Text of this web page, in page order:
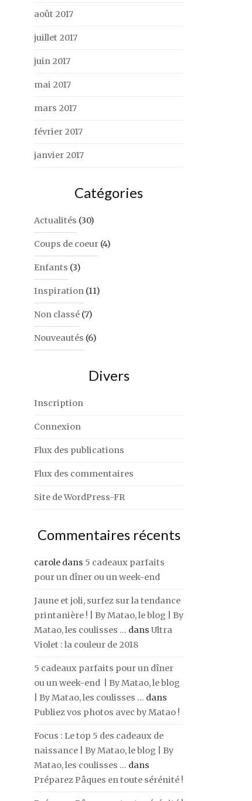
août 2017
juillet 2017
juin 2017
mai 2017
mars 2017
février 2017
janvier 2017
Catégories
Actualités (30)
Coups de coeur (4)
Enfants (3)
Inspiration (11)
Non classé (7)
Nouveautés (6)
Divers
Inscription
Connexion
Flux des publications
Flux des commentaires
Site de WordPress-FR
Commentaires récents
carole dans 5 cadeaux parfaits
pour un dîner ou un week-end
Jaune et joli, surfez sur la tendance
printanière ! | By Matao, le blog | By
Matao, les coulisses ... dans Ultra
Violet : la couleur de 2018
5 cadeaux parfaits pour un dîner
ou un week-end | By Matao, le blog
| By Matao, les coulisses ... dans
Publiez vos photos avec by Matao !
Focus : Le top 5 des cadeaux de
naissance | By Matao, le blog | By
Matao, les coulisses ... dans
Préparez Pâques en toute sérénité !